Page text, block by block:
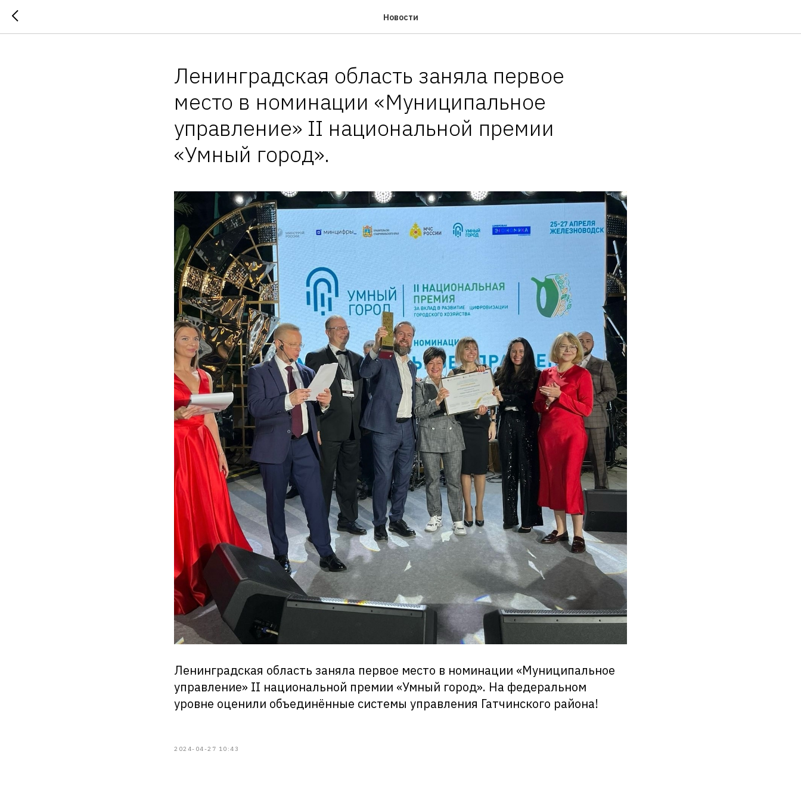
Новости
Ленинградская область заняла первое
место в номинации «Муниципальное
управление» II национальной премии
«Умный город».
Ленинградская область заняла первое место в номинации «Муниципальное
управление» II национальной премии «Умный город». На федеральном
уровне оценили объединённые системы управления Гатчинского района!
2024-04-27 10:43